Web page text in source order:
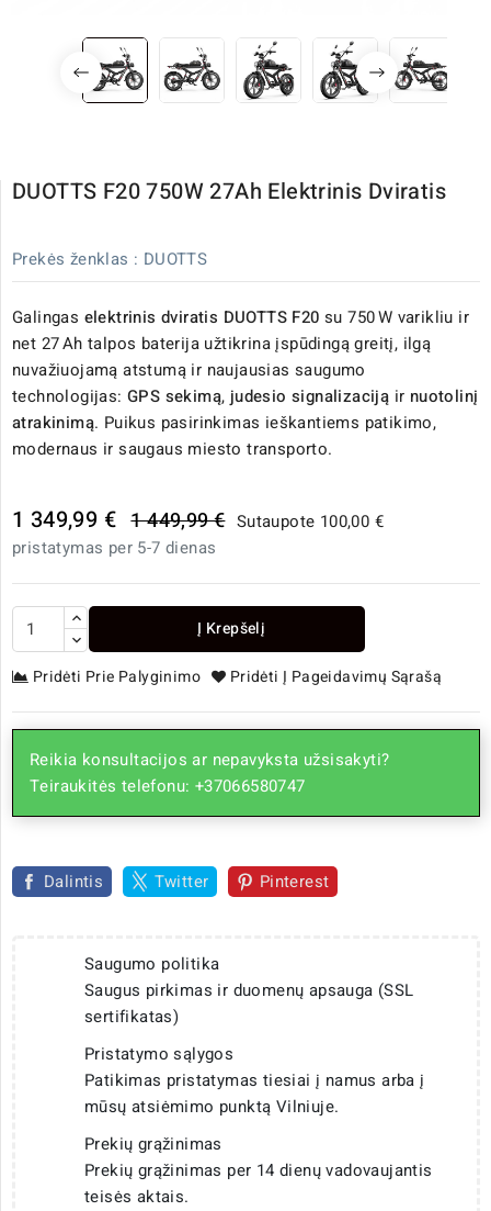
DUOTTS F20 750W 27Ah Elektrinis Dviratis
Prekės ženklas : DUOTTS
Galingas elektrinis dviratis DUOTTS F20 su 750 W varikliu ir
net 27 Ah talpos baterija užtikrina įspūdingą greitį, ilgą
nuvažiuojamą atstumą ir naujausias saugumo
technologijas:GPS sekimą, judesio signalizaciją ir nuotolinį
atrakinimą. Puikus pasirinkimas ieškantiems patikimo,
modernaus ir saugaus miesto transporto.
1 349,99 € 1 449,99 € Sutaupote 100,00 €
pristatymas per 5-7 dienas
Į Krepšelį
Pridėti Prie Palyginimo Pridėti Į Pageidavimų Sąrašą
Reikia konsultacijos ar nepavyksta užsisakyti?
Teiraukitės telefonu: +37066580747
Dalintis Twitter Pinterest
Saugumo politika
Saugus pirkimas ir duomenų apsauga (SSL
sertifikatas)
Pristatymo sąlygos
Patikimas pristatymas tiesiai į namus arba į
mūsų atsiėmimo punktą Vilniuje.
Prekių grąžinimas
Prekių grąžinimas per 14 dienų vadovaujantis
teisės aktais.